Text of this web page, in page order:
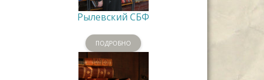
Рылевский СБФ
ПОДРОБНО